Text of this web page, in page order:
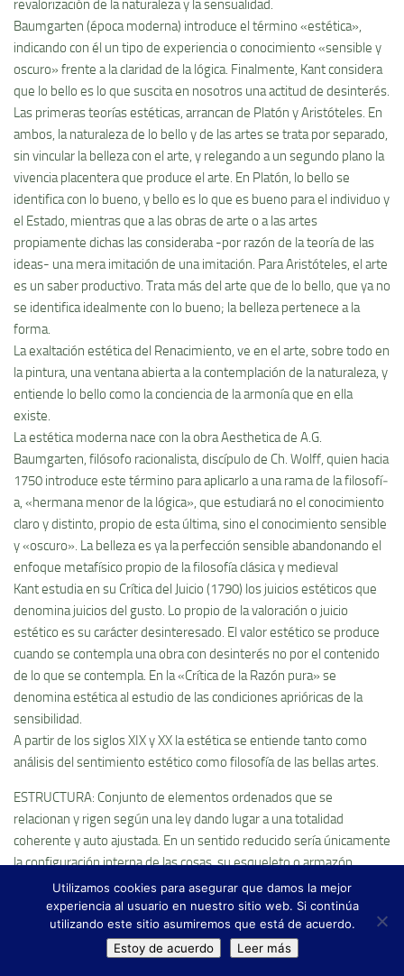
revalorización de la naturaleza y la sensualidad.
Baumgarten (época moderna) introduce el término «estética»,
indicando con él un tipo de experiencia o conocimiento «sensible y
oscuro» frente a la claridad de la lógica. Finalmente, Kant considera
que lo bello es lo que suscita en nosotros una actitud de desinterés.
Las primeras teorí­as estéticas, arrancan de Platón y Aristóteles. En
ambos, la naturaleza de lo bello y de las artes se trata por separado,
sin vincular la belleza con el arte, y relegando a un segundo plano la
vivencia placentera que produce el arte. En Platón, lo bello se
identifica con lo bueno, y bello es lo que es bueno para el individuo y
el Estado, mientras que a las obras de arte o a las artes
propiamente dichas las consideraba -por razón de la teorí­a de las
ideas- una mera imitación de una imitación. Para Aristóteles, el arte
es un saber productivo. Trata más del arte que de lo bello, que ya no
se identifica idealmente con lo bueno; la belleza pertenece a la
forma.
La exaltación estética del Renacimiento, ve en el arte, sobre todo en
la pintura, una ventana abierta a la contemplación de la naturaleza, y
entiende lo bello como la conciencia de la armoní­a que en ella
existe.
La estética moderna nace con la obra Aesthetica de A.G.
Baumgarten, filósofo racionalista, discí­pulo de Ch. Wolff, quien hacia
1750 introduce este término para aplicarlo a una rama de la filosofí­
a, «hermana menor de la lógica», que estudiará no el conocimiento
claro y distinto, propio de esta última, sino el conocimiento sensible
y «oscuro». La belleza es ya la perfección sensible abandonando el
enfoque metafí­sico propio de la filosofí­a clásica y medieval
Kant estudia en su Crí­tica del Juicio (1790) los juicios estéticos que
denomina juicios del gusto. Lo propio de la valoración o juicio
estético es su carácter desinteresado. El valor estético se produce
cuando se contempla una obra con desinterés no por el contenido
de lo que se contempla. En la «Crí­tica de la Razón pura» se
denomina estética al estudio de las condiciones aprióricas de la
sensibilidad.
A partir de los siglos XIX y XX la estética se entiende tanto como
análisis del sentimiento estético como filosofí­a de las bellas artes.
ESTRUCTURA: Conjunto de elementos ordenados que se
relacionan y rigen según una ley dando lugar a una totalidad
coherente y auto ajustada. En un sentido reducido serí­a únicamente
la configuración interna de las cosas, su esqueleto o armazón
considerado al margen de su desarrollo y de sus detalles.
El concepto de estructura se puede aplicar a cualquier realidad
biológica, matemática, psicológica, lingí¼í­stica o, etnológica. Marx
utiliza este concepto para explicar tanto la base económica de la
Utilizamos cookies para asegurar que damos la mejor
experiencia al usuario en nuestro sitio web. Si continúa
utilizando este sitio asumiremos que está de acuerdo.
Estoy de acuerdo
Leer más